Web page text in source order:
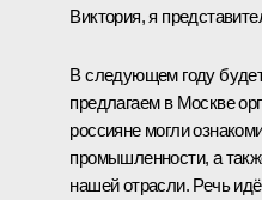
Виктория, я
В следующем году
предлагаем в Москве
россияне могли
промышленности, а
нашей отрасли. Речь